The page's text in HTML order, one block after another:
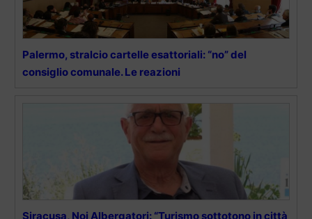
Palermo, stralcio cartelle esattoriali: “no” del
consiglio comunale. Le reazioni
Siracusa, Noi Albergatori: “Turismo sottotono in città